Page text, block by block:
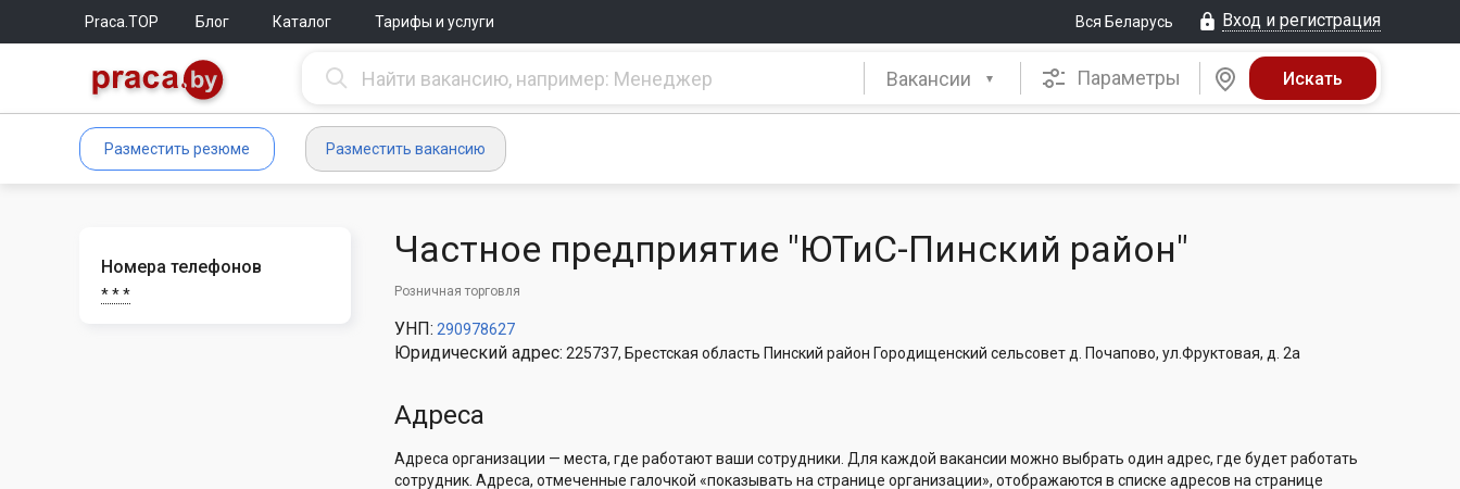
Praca.TOP Блог Каталог Тарифы и услуги Вся Беларусь Вход и регистрация
Вакансии Параметры
Разместить резюме Разместить вакансию
Номера телефонов
* * *
Частное предприятие "ЮТиС-Пинский район"
Розничная торговля
УНП: 290978627
Юридический адрес: 225737, Брестская область Пинский район Городищенский сельсовет д. Почапово, ул.Фруктовая, д. 2а
Адреса
Адреса организации — места, где работают ваши сотрудники. Для каждой вакансии можно выбрать один адрес, где будет работать
сотрудник. Адреса, отмеченные галочкой «показывать на странице организации», отображаются в списке адресов на странице